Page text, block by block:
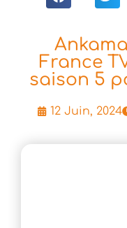
France
saison 5
12 Juin, 2024